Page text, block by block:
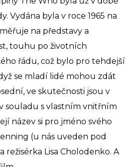
Vydána byla v roce 1965 na
na představy a
touhu po životních
řádu, což bylo pro tehdejší
se mladí lidé mohou zdát
ve skutečnosti jsou v
souladu s vlastním vnitřním
název si pro jméno svého
(u nás uveden pod
Lisa Cholodenko. A